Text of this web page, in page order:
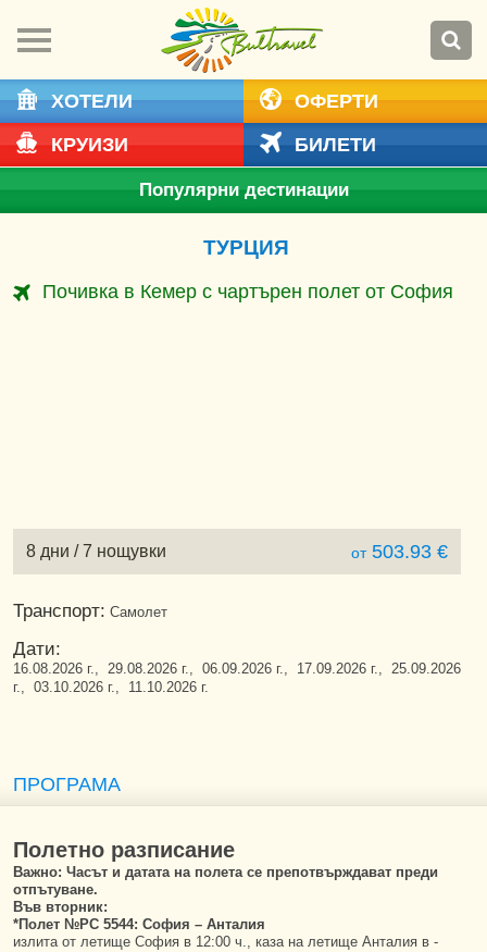
ХОТЕЛИ
ОФЕРТИ
КРУИЗИ
БИЛЕТИ
Популярни дестинации
ТУРЦИЯ
Почивка в Кемер с чартърен полет от София
8 дни / 7 нощувки от503.93 €
Транспорт: Самолет
Дати:
16.08.2026 г., 29.08.2026 г., 06.09.2026 г., 17.09.2026 г., 25.09.2026
г., 03.10.2026 г., 11.10.2026 г.
ПРОГРАМА
Полетно разписание
Важно: Часът и датата на полета се препотвърждават преди
отпътуване.
Във вторник:
*Полет №PC 5544: София – Анталия
излита от летище София в 12:00 ч., каза на летище Анталия в -